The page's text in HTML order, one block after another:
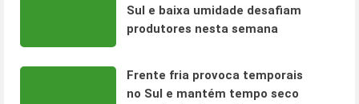
Sul e baixa umidade desafiam
produtores nesta semana
Frente fria provoca temporais
no Sul e mantém tempo seco